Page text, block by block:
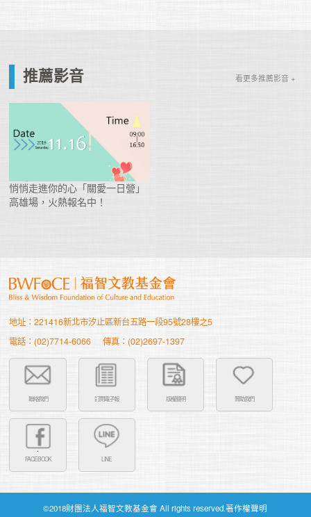
推薦影音 看更多推薦影音 +
悄悄走進你的心「關愛一日營」
高雄場，火熱報名中！
地址：221416新北市汐止區新台五路一段95號28樓之5
電話：(02)7714-6066
傳真：(02)2697-1397
聯絡我們 訂閱電子報 版權聲明 贊助我們
FACEBOOK LINE
©2018財團法人福智文教基金會 All rights reserved.著作權聲明